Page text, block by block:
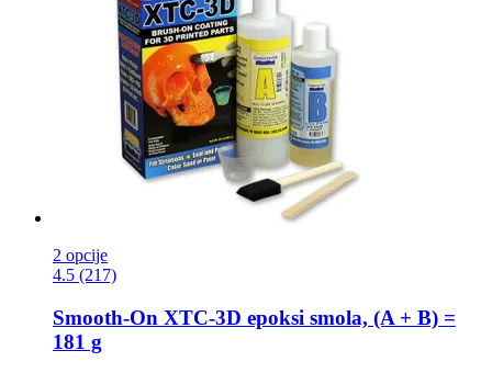
2 opcije
4.5 (217)
Smooth-On XTC-​3D epoksi smola, (A + B) =
181 g